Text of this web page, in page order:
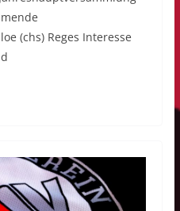
(chs) Reges Interesse